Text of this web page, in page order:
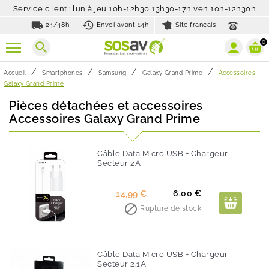
Service client : lun à jeu 10h-12h30 13h30-17h ven 10h-12h30h
local_shipping 24/48h history_toggle_off
Envoi avant 14h Site français
search 0
Accueil Smartphones Samsung Galaxy Grand Prime
Accessoires
Galaxy Grand Prime
Pièces détachées et accessoires
Accessoires Galaxy Grand Prime
Câble Data Micro USB + Chargeur
Secteur 2A
Prix
de
14,99 €Prix 6.00 €
 Rupture de stock
Câble Data Micro USB + Chargeur
Secteur 2.1A